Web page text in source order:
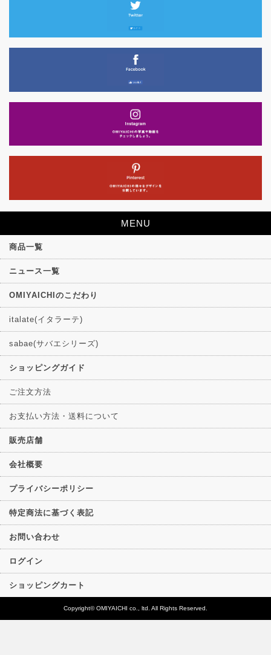
MENU
商品一覧
ニュース一覧
OMIYAICHIのこだわり
italate(イタラーテ)
sabae(サバエシリーズ)
ショッピングガイド
ご注文方法
お支払い方法・送料について
販売店舗
会社概要
プライバシーポリシー
特定商法に基づく表記
お問い合わせ
ログイン
ショッピングカート
Copyright© OMIYAICHI co., ltd. All Rights Reserved.